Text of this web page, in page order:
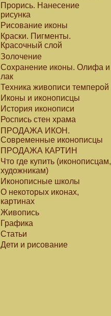
Прорись. Нанесение
рисунка
Рисование иконы
Краски. Пигменты.
Красочный слой
Золочение
Сохранение иконы. Олифа и
лак
Техника живописи темперой
Иконы и иконописцы
История иконописи
Роспись стен храма
ПРОДАЖА ИКОН.
Современные иконописцы
ПРОДАЖА КАРТИН
Что где купить (иконописцам,
художникам)
Иконописные школы
О некоторых иконах,
картинах
Живопись
Графика
Статьи
Дети и рисование